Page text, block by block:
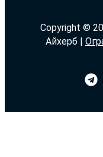
Copyright ©
Айхерб |